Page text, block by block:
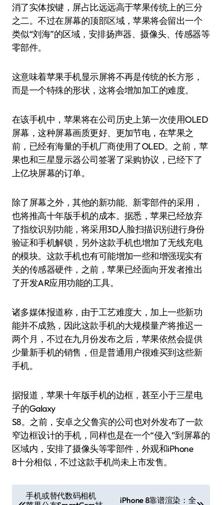
消了实体按键，屏占比远远高于苹果传统上的三分
之二。不过在屏幕的顶部区域，苹果将会留出一个
类似“刘海”的区域，安排扬声器、摄像头、传感器等
零部件。
这意味着苹果手机显示屏将不再是传统的长方形，
而是一个特殊的形状，这将会增加加工的难度。
在该手机中，苹果将在公司历史上第一次使用OLED
屏幕，这种屏幕画质更好、更加节电，在苹果之
前，已经有海量的手机厂商使用了OLED。之前，苹
果也和三星显示器公司签署了采购协议，已经下了
上亿块屏幕的订单。
除了屏幕之外，其他的新功能、新零部件的采用，
也将推高十年版手机的成本。据悉，苹果已经放弃
了指纹识别功能，将采用3D人脸扫描识别进行身份
验证和手机解锁，另外这款手机也增加了无线充电
的模块。这款手机也有可能增加一些和增强现实有
关的传感器硬件，之前，苹果已经面向开发者推出
了开发AR应用功能的工具。
诸多媒体报道称，由于工艺难度大，加上一些新功
能并不成熟，因此这款手机的大规模量产将推迟一
两个月，不过在九月份发布之后，苹果依然会提供
少量新手机的销售，但是普通用户很难买到这些新
手机。
据报道，苹果十年版手机的边框，甚至小于三星电
子的Galaxy
S8。之前，安卓之父鲁宾的公司也对外发布了一款
窄边框设计的手机，同样也是在一个“侵入”到屏幕的
区域内，安排了摄像头等零部件，外观和iPhone
8十分相似，不过这款手机尚未上市发售。
手机或替代数码相机
iPhone 8靠谱渲染：全